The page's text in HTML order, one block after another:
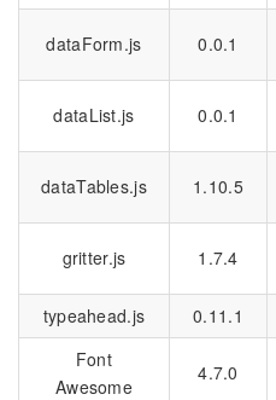
dataForm.js 0.0.1
dataList.js 0.0.1
dataTables.js 1.10.5
gritter.js 1.7.4
typeahead.js
0.11.1
Font
Awesome
4.7.0